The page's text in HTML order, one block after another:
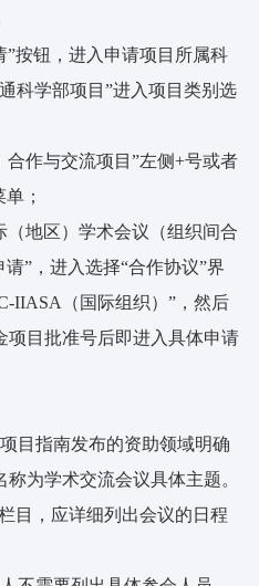
”按钮，进入申请项目所属科
科学部项目”进入项目类别选
合作与交流项目”左侧+号或者
；
（地区）学术会议（组织间合
”，进入选择“合作协议”界
IIASA（国际组织）”，然后
项目批准号后即进入具体申请
目指南发布的资助领域明确
为学术交流会议具体主题。
目，应详细列出会议的日程